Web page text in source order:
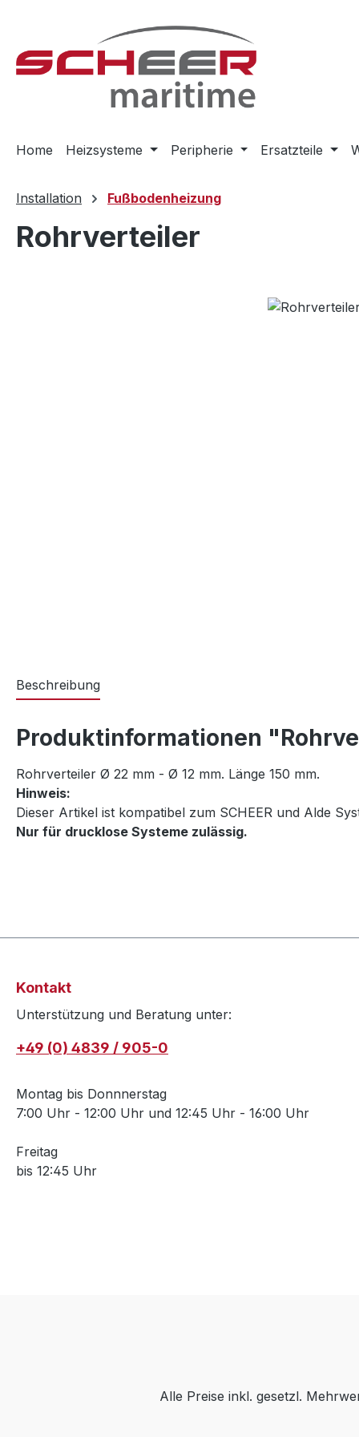
Home Heizsysteme Peripherie Ersatzteile
Installation Fußbodenheizung
Rohrverteiler
Beschreibung
Produktinformationen
Rohrverteiler Ø 22 mm - Ø 12 mm. Länge 150 mm.
Hinweis:
Dieser Artikel ist kompatibel zum SCHEER und Alde
Nur für drucklose Systeme zulässig.
Kontakt
Unterstützung und Beratung unter:
+49 (0) 4839 / 905-0
Montag bis Donnnerstag
7:00 Uhr - 12:00 Uhr und 12:45 Uhr - 16:00 Uhr
Freitag
bis 12:45 Uhr
Alle Preise inkl. gesetzl.